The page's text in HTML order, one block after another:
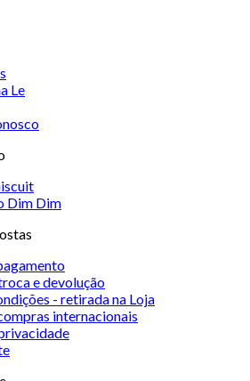
Le
Dim Dim
e devolução
- retirada na Loja
internacionais